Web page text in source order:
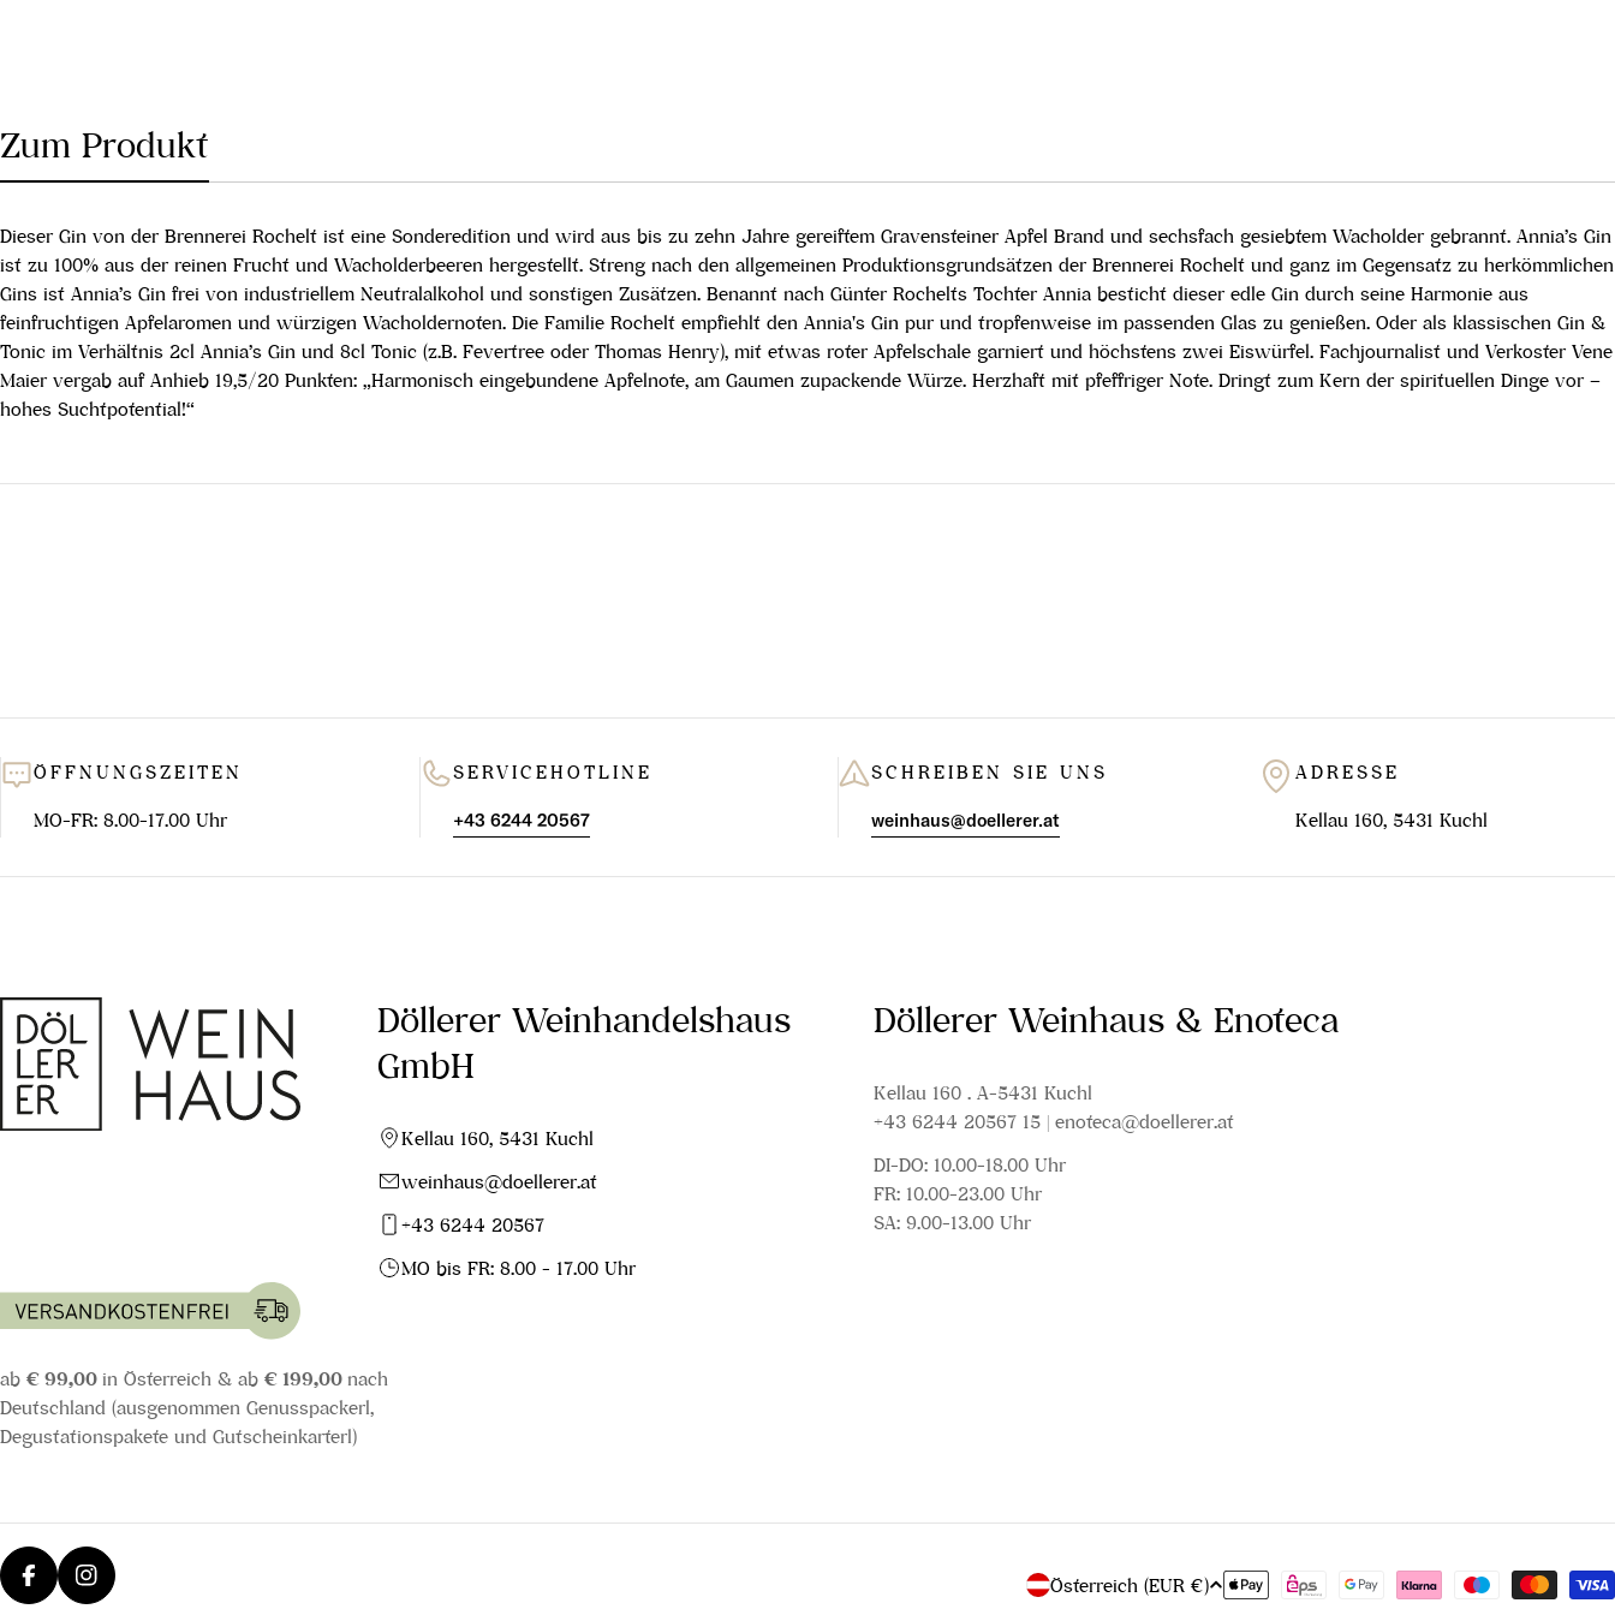
Zum Produkt
Dieser Gin von der Brennerei Rochelt ist eine Sonderedition und wird aus bis zu zehn Jahre gereiftem Gravensteiner Apfel Brand und sechsfach gesiebtem Wacholder gebrannt. Annia’s Gin
ist zu 100% aus der reinen Frucht und Wacholderbeeren hergestellt. Streng nach den allgemeinen Produktionsgrundsätzen der Brennerei Rochelt und ganz im Gegensatz zu herkömmlichen
Gins ist Annia’s Gin frei von industriellem Neutralalkohol und sonstigen Zusätzen. Benannt nach Günter Rochelts Tochter Annia besticht dieser edle Gin durch seine Harmonie aus
feinfruchtigen Apfelaromen und würzigen Wacholdernoten. Die Familie Rochelt empfiehlt den Annia's Gin pur und tropfenweise im passenden Glas zu genießen. Oder als klassischen Gin &
Tonic im Verhältnis 2cl Annia’s Gin und 8cl Tonic (z.B. Fevertree oder Thomas Henry), mit etwas roter Apfelschale garniert und höchstens zwei Eiswürfel. Fachjournalist und Verkoster Vene
Maier vergab auf Anhieb 19,5/20 Punkten: „Harmonisch eingebundene Apfelnote, am Gaumen zupackende Würze. Herzhaft mit pfeffriger Note. Dringt zum Kern der spirituellen Dinge vor –
hohes Suchtpotential!“
ÖFFNUNGSZEITEN
MO-FR: 8.00-17.00 Uhr
SERVICEHOTLINE
+43 6244 20567
SCHREIBEN SIE UNS
weinhaus@doellerer.at
ADRESSE
Kellau 160, 5431 Kuchl
Döllerer Weinhandelshaus
GmbH
Kellau 160, 5431 Kuchl
weinhaus@doellerer.at
+43 6244 20567
MO bis FR: 8.00 - 17.00 Uhr
Döllerer Weinhaus & Enoteca
Kellau 160 . A-5431 Kuchl
+43 6244 20567 15 | enoteca@doellerer.at
DI-DO: 10.00-18.00 Uhr
FR: 10.00-23.00 Uhr
SA: 9.00-13.00 Uhr
ab € 99,00 in Österreich & ab € 199,00 nach
Deutschland (ausgenommen Genusspackerl,
Degustationspakete und Gutscheinkarterl)
L Österreich (EUR €) Zahlungsmethoden
FacebookInstagram